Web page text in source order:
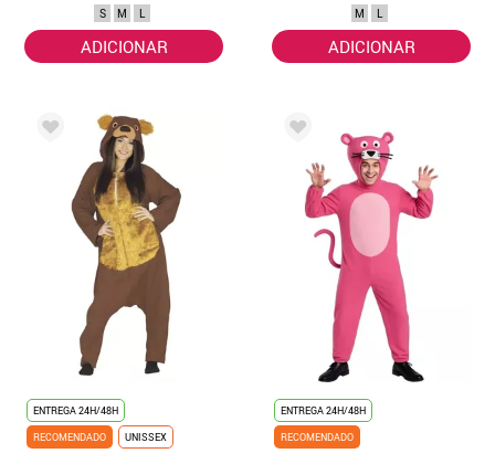
S M L
ADICIONAR
M L
ADICIONAR
ENTREGA 24H/48H
RECOMENDADO
UNISSEX
ENTREGA 24H/48H
RECOMENDADO